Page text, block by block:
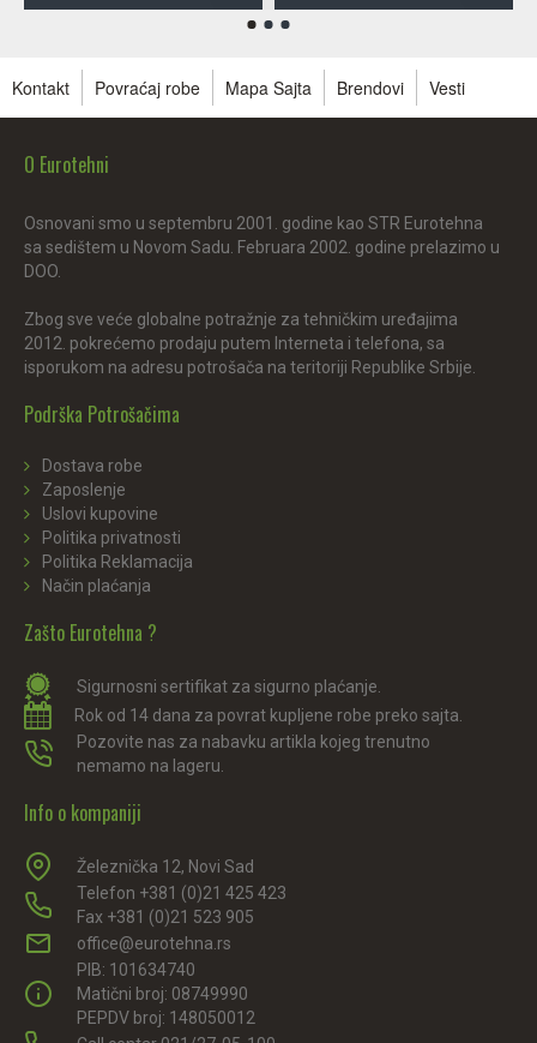
Kontakt Povraćaj robe Mapa Sajta Brendovi Vesti
O Eurotehni
Osnovani smo u septembru 2001. godine kao STR Eurotehna
sa sedištem u Novom Sadu. Februara 2002. godine prelazimo u
DOO.
Zbog sve veće globalne potražnje za tehničkim uređajima
2012. pokrećemo prodaju putem Interneta i telefona, sa
isporukom na adresu potrošača na teritoriji Republike Srbije.
Podrška Potrošačima
Dostava robe
Zaposlenje
Uslovi kupovine
Politika privatnosti
Politika Reklamacija
Način plaćanja
Zašto Eurotehna ?
Sigurnosni sertifikat za sigurno plaćanje.
Rok od 14 dana za povrat kupljene robe preko sajta.
Pozovite nas za nabavku artikla kojeg trenutno
nemamo na lageru.
Info o kompaniji
Železnička 12, Novi Sad
Telefon +381 (0)21 425 423
Fax +381 (0)21 523 905
office@eurotehna.rs
PIB: 101634740
Matični broj: 08749990
PEPDV broj: 148050012